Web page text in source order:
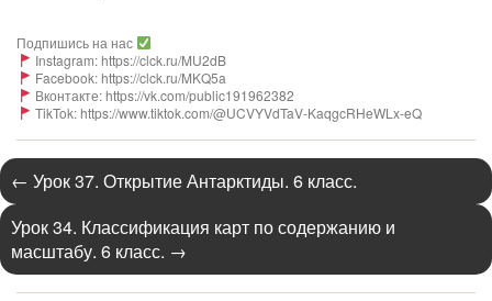
Подпишись на нас
Instagram: https://clck.ru/MU2dB
Facebook: https://clck.ru/MKQ5a
Вконтакте: https://vk.com/public191962382
TikTok: https://www.tiktok.com/@UCVYVdTaV-KaqgcRHeWLx-eQ
← Урок 37. Открытие Антарктиды. 6 класс.
Урок 34. Классификация карт по содержанию и
масштабу. 6 класс. →